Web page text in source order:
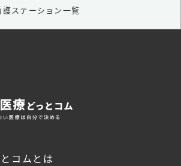
護ステーション一覧
コムとは